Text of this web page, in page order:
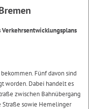
Fünf davon sind
worden. Dabei handelt es
zwischen Bahnübergang
Straße sowie Hemelinger